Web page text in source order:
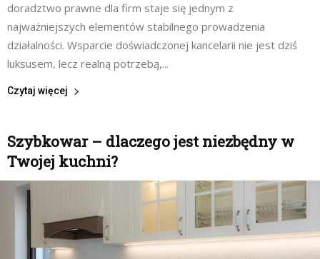
doradztwo prawne dla firm staje się jednym z
najważniejszych elementów stabilnego prowadzenia
działalności. Wsparcie doświadczonej kancelarii nie jest dziś
luksusem, lecz realną potrzebą,...
Czytaj więcej
Szybkowar – dlaczego jest niezbędny w
Twojej kuchni?